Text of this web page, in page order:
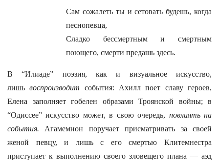
Сам сожалеть ты и сетовать будешь, когда
песнопевца,
Сладко бессмертным и смертным
поющего, смерти предашь здесь.
В “Илиаде” поэзия, как и визуальное искусство,
лишьвоспроизводит события: Ахилл поет славу героев,
Елена заполняет гобелен образами Троянской войны; в
“Одиссее” искусство может, в свою очередь, повлиять на
события. Агамемнон поручает присматривать за своей
женой певцу, и лишь с его смертью Клитемнестра
приступает к выполнению своего зловещего плана — аэд